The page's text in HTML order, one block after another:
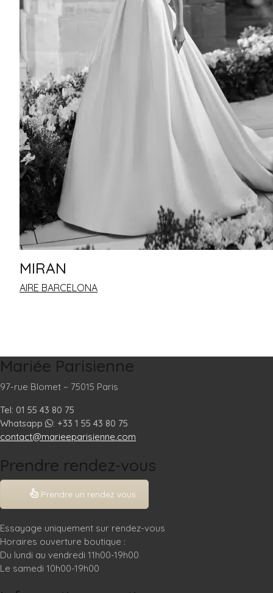
MIRAN
AIRE BARCELONA
Mariée Parisienne
97-rue Blomet – 75015 Paris
Tel: 01 55 43 80 75
Whatsapp
: +33 1 55 43 80 75
contact@marieeparisienne.com
Prendre rendez-vous
Prendre un rendez vous
Essayage uniquement sur rendez-vous
Horaires ouverture boutique :
Du lundi au vendredi 11h00-19h00
Le samedi 10h00-19h00